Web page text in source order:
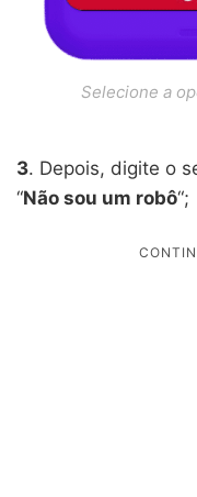
Selecione a
3. Depois, digite o
“Não sou um robô“;